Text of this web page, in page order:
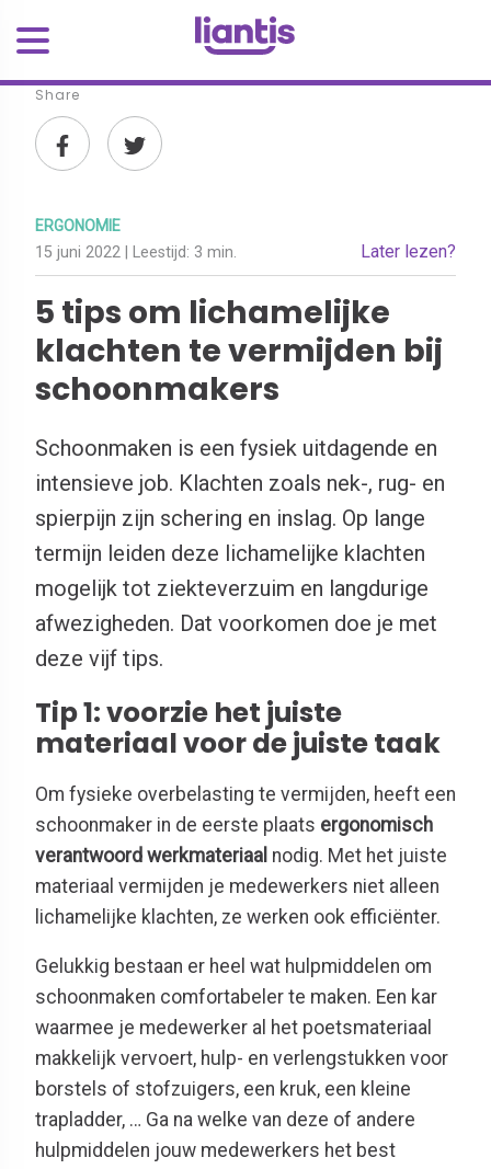
Share
ERGONOMIE
15 juni 2022 | Leestijd: 3 min. Later lezen?
5 tips om lichamelijke
klachten te vermijden bij
schoonmakers
Schoonmaken is een fysiek uitdagende en
intensieve job. Klachten zoals nek-, rug- en
spierpijn zijn schering en inslag. Op lange
termijn leiden deze lichamelijke klachten
mogelijk tot ziekteverzuim en langdurige
afwezigheden. Dat voorkomen doe je met
deze vijf tips.
Tip 1: voorzie het juiste
materiaal voor de juiste taak
Om fysieke overbelasting te vermijden, heeft een
schoonmaker in de eerste plaats ergonomisch
verantwoord werkmateriaal nodig. Met het juiste
materiaal vermijden je medewerkers niet alleen
lichamelijke klachten, ze werken ook efficiënter.
Gelukkig bestaan er heel wat hulpmiddelen om
schoonmaken comfortabeler te maken. Een kar
waarmee je medewerker al het poetsmateriaal
makkelijk vervoert, hulp- en verlengstukken voor
borstels of stofzuigers, een kruk, een kleine
trapladder, … Ga na welke van deze of andere
hulpmiddelen jouw medewerkers het best